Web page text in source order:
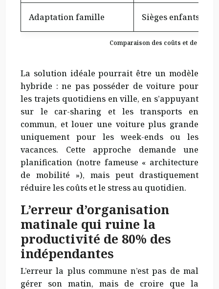
Comparaison des coûts et de la
Adaptation famille Sièges enfants
La solution idéale pourrait être un modèle
hybride : ne pas posséder de voiture pour
les trajets quotidiens en ville, en s’appuyant
sur le car-sharing et les transports en
commun, et louer une voiture plus grande
uniquement pour les week-ends ou les
vacances. Cette approche demande une
planification (notre fameuse « architecture
de mobilité »), mais peut drastiquement
réduire les coûts et le stress au quotidien.
L’erreur d’organisation
matinale qui ruine la
productivité de 80% des
indépendantes
L’erreur la plus commune n’est pas de mal
gérer son matin, mais de croire que la